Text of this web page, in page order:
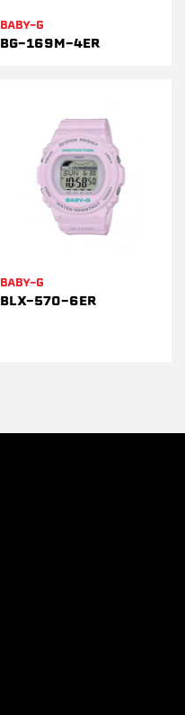
BABY-G
BG-169M-4ER
BABY-G
BLX-570-6ER